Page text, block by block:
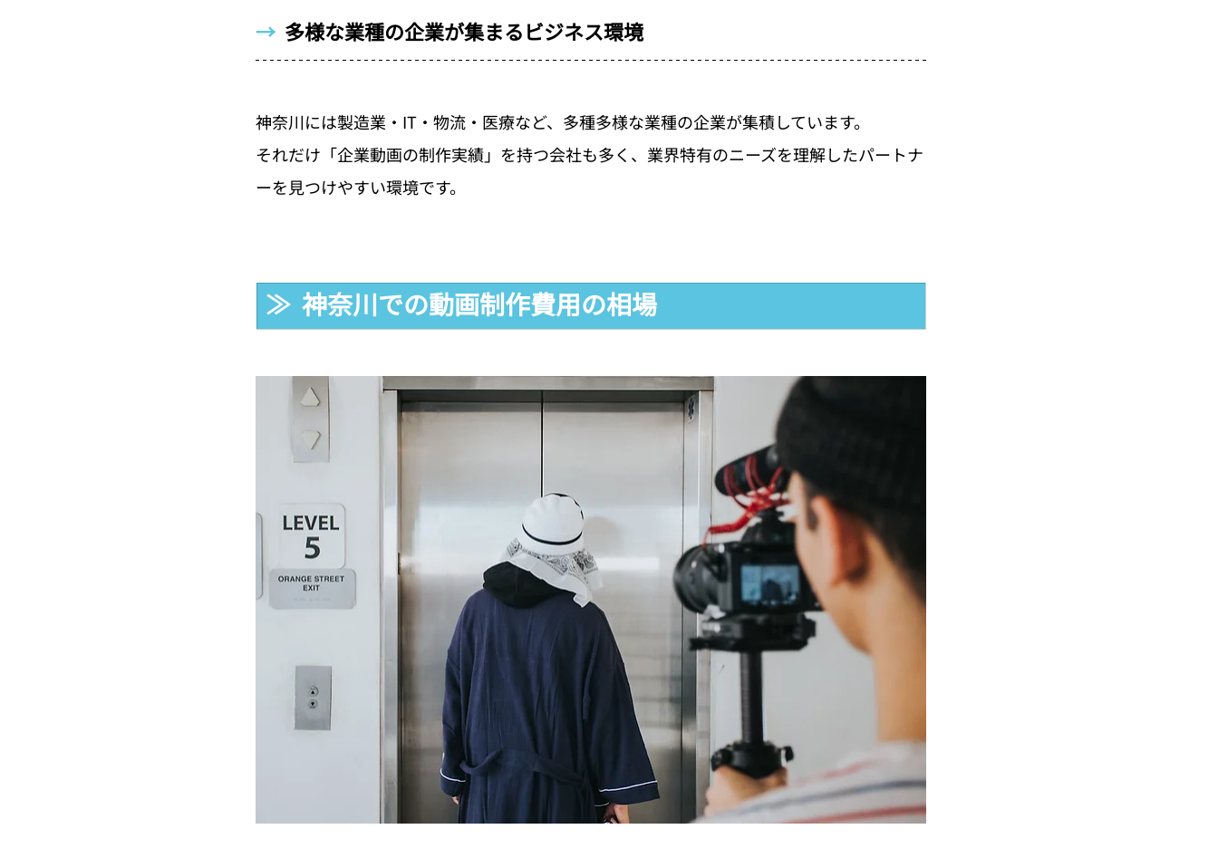
→ 多様な業種の企業が集まるビジネス環境
神奈川には製造業・IT・物流・医療など、多種多様な業種の企業が集積しています。
それだけ「企業動画の制作実績」を持つ会社も多く、業界特有のニーズを理解したパートナ
ーを見つけやすい環境です。
≫  神奈川での動画制作費用の相場